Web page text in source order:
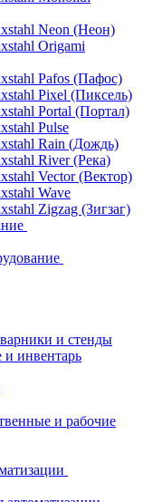
Neon (Неон)
Origami
Pafos (Пафос)
Pixel (Пиксель)
Portal (Портал)
Pulse
Rain (Дождь)
River (Река)
Vector (Вектор)
Wave
Zigzag (Зигзаг)
и стенды
и инвентарь
и рабочие